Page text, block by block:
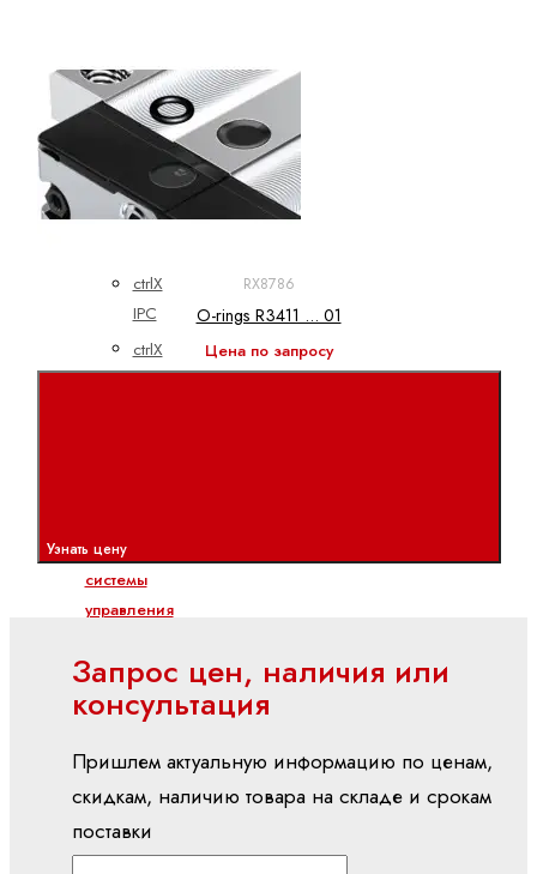
ctrlX
DRIVE
ctrlX
HMI
ctrlX
ctrlX
IPC
ctrlX
MOTION
Встроенные
системы
управления
ctrlX
CORE
вх./вых (I/O)
S20
RX8786
O-rings R3411 ... 01
Цена по запросу
Узнать цену
Запрос цен, наличия или
консультация
Пришлем актуальную информацию по ценам,
скидкам, наличию товара на складе и срокам
поставки